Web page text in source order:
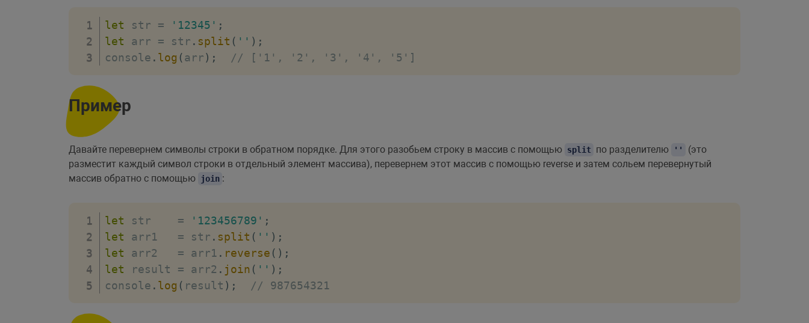
let str = '12345' ;
let arr = str . split ( '' ) ;
console . log (arr) ; // ['1', '2', '3', '4', '5']
Пример
Давайте перевернем символы строки в обратном порядке. Для этого разобьем строку в массив с помощью split по разделителю ''
(это
разместит каждый символ строки в отдельный элемент массива), перевернем этот массив с помощью reverse и затем сольем перевернутый
массив обратно с помощью
join :
let str = '123456789' ;
let arr1 = str . split ( '' ) ;
let arr2 = arr1 . reverse ( ) ;
let result = arr2 . join ( '' ) ;
console . log ( result ) ; // 987654321